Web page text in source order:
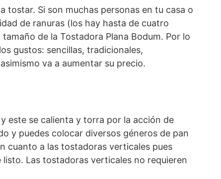
tostar. Si son muchas personas en tu casa o
de ranuras (los hay hasta de cuatro
de la Tostadora Plana Bodum. Por lo
gustos: sencillas, tradicionales,
va a aumentar su precio.
este se calienta y torra por la acción de
y puedes colocar diversos géneros de pan
cuanto a las tostadoras verticales pues
Las tostadoras verticales no requieren